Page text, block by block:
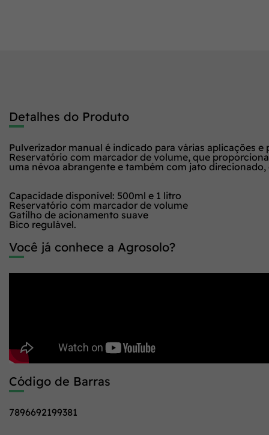
Detalhes do Produto
Pulverizador manual é indicado para várias aplicações
Reservatório com marcador de volume, que
uma névoa abrangente e também com jato
Capacidade disponível: 500ml e 1 litro
Reservatório com marcador de volume
Gatilho de acionamento suave
Bico regulável.
Você já conhece a Agrosolo?
Código de Barras
7896692199381